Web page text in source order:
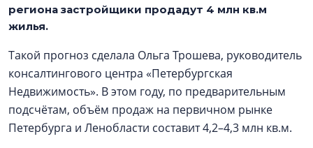
региона застройщики продадут 4 млн кв.м
жилья.
Такой прогноз сделала Ольга Трошева, руководитель
консалтингового центра «Петербургская
Недвижимость». В этом году, по предварительным
подсчётам, объём продаж на первичном рынке
Петербурга и Ленобласти составит 4,2–4,3 млн кв.м.